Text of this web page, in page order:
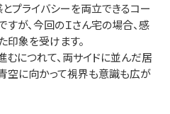
プライバシーを両立できるコー
が、今回のＩさん宅の場合、感
象を受けます。
むにつれて、両サイドに並んだ居
空に向かって視界も意識も広が